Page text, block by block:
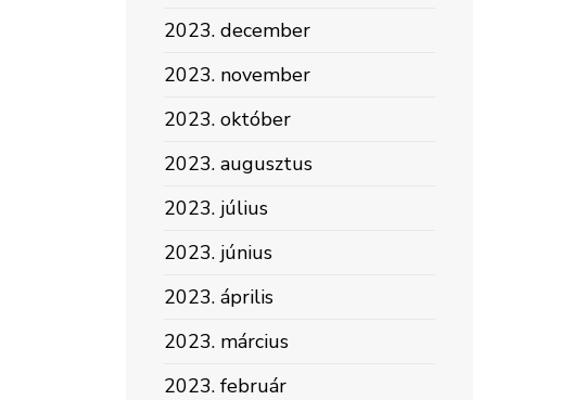
2023. december
2023. november
2023. október
2023. augusztus
2023. július
2023. június
2023. április
2023. március
2023. február